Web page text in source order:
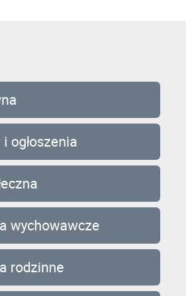
ogłoszenia
wychowawcze
rodzinne